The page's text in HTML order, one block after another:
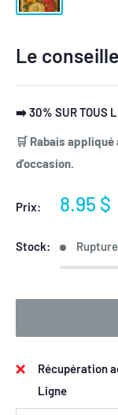
Le
➡️ 30% SUR TOUS
🛒 Rabais
d’occasion.
Prix:
Prix
8.95 $
Stock:
Récupération
Ligne